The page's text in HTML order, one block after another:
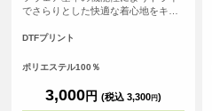
でさらりとした快適な着心地をキー
対策や肌寒い季節にも対応可能で
な肌触りも魅力。まるで着ているこ
ティブシーンはもちろん、リラック
スしたい普段使いにも最適です。 ス
DTFプリント
ポリエステル100％
3,000円 (税込 3,300円)